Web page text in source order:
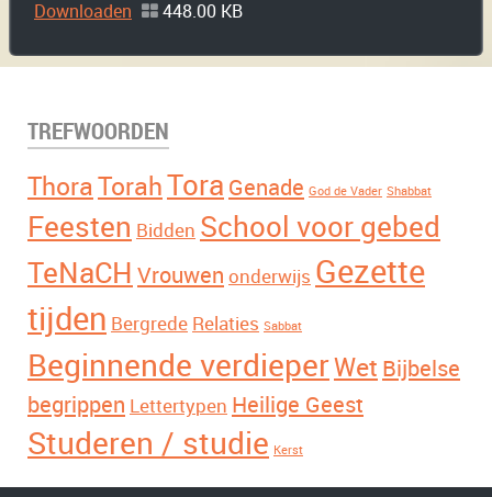
Downloaden 448.00 KB
TREFWOORDEN
ThoraTorahTora Genade God de Vader Shabbat
Feesten Bidden School voor gebed
TeNaCH Vrouwen onderwijs Gezette
tijden Bergrede Relaties Sabbat
Beginnende verdieperWet Bijbelse
begrippen Lettertypen Heilige Geest
Studeren / studie Kerst